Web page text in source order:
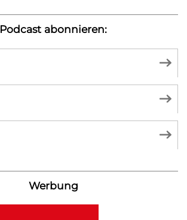
Podcast abonnieren:
Werbung